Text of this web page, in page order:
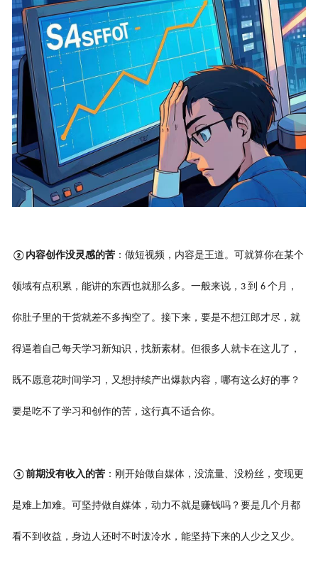
② 内容创作没灵感的苦：做短视频，内容是王道。可就算你在某个
领域有点积累，能讲的东西也就那么多。一般来说， 3 到 6 个月，
你肚子里的干货就差不多掏空了。接下来，要是不想江郎才尽，就
得逼着自己每天学习新知识，找新素材。但很多人就卡在这儿了，
既不愿意花时间学习，又想持续产出爆款内容，哪有这么好的事？
要是吃不了学习和创作的苦，这行真不适合你。
③前期没有收入的苦：刚开始做自媒体，没流量、没粉丝，变现更
是难上加难。可坚持做自媒体，动力不就是赚钱吗？要是几个月都
看不到收益，身边人还时不时泼冷水，能坚持下来的人少之又少。